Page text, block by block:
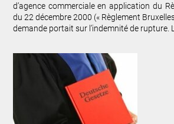
d’agence commerciale en application du
du 22 décembre 2000 (« Règlement
demande portait sur l’indemnité de rupture.